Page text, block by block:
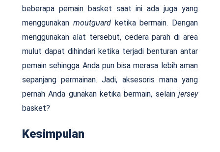
beberapa pemain basket saat ini ada juga yang
menggunakan moutguard ketika bermain. Dengan
menggunakan alat tersebut, cedera parah di area
mulut dapat dihindari ketika terjadi benturan antar
pemain sehingga Anda pun bisa merasa lebih aman
sepanjang permainan. Jadi, aksesoris mana yang
pernah Anda gunakan ketika bermain, selain jersey
basket?
Kesimpulan